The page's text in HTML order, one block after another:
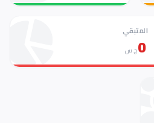
المتبقي
0ج.س